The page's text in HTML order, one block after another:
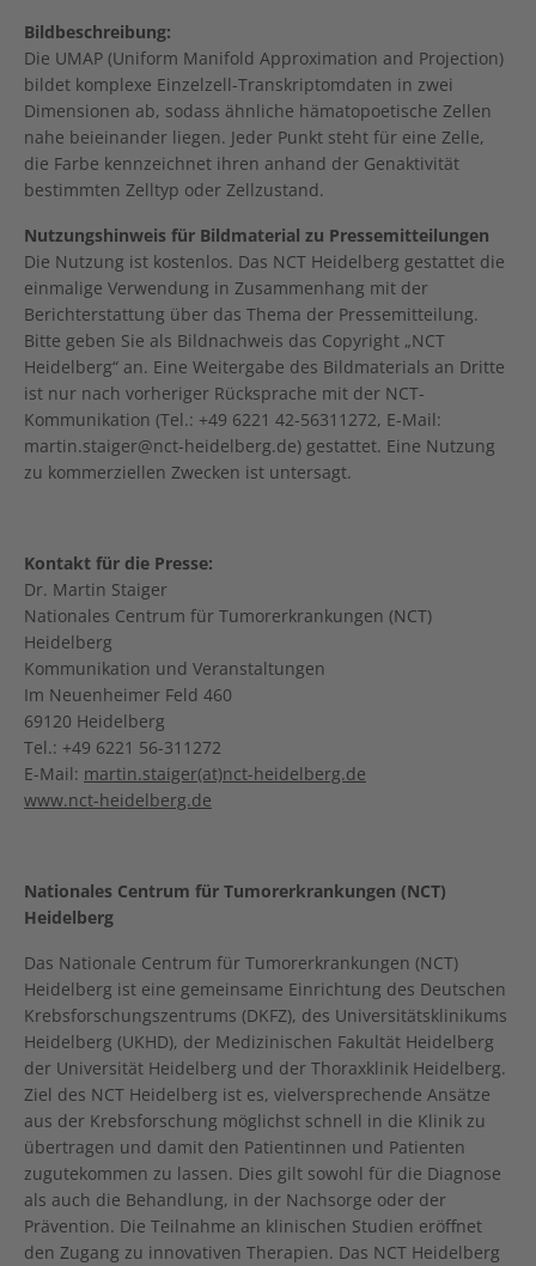
Bildbeschreibung:
Die UMAP (Uniform Manifold Approximation and Projection)
bildet komplexe Einzelzell-Transkriptomdaten in zwei
Dimensionen ab, sodass ähnliche hämatopoetische Zellen
nahe beieinander liegen. Jeder Punkt steht für eine Zelle,
die Farbe kennzeichnet ihren anhand der Genaktivität
bestimmten Zelltyp oder Zellzustand.
Nutzungshinweis für Bildmaterial zu Pressemitteilungen
Die Nutzung ist kostenlos. Das NCT Heidelberg gestattet die
einmalige Verwendung in Zusammenhang mit der
Berichterstattung über das Thema der Pressemitteilung.
Bitte geben Sie als Bildnachweis das Copyright „NCT
Heidelberg“ an. Eine Weitergabe des Bildmaterials an Dritte
ist nur nach vorheriger Rücksprache mit der NCT-
Kommunikation (Tel.: +49 6221 42-56311272, E-Mail:
martin.staiger@nct-heidelberg.de) gestattet. Eine Nutzung
zu kommerziellen Zwecken ist untersagt.
Kontakt für die Presse:
Dr. Martin Staiger
Nationales Centrum für Tumorerkrankungen (NCT)
Heidelberg
Kommunikation und Veranstaltungen
Im Neuenheimer Feld 460
69120 Heidelberg
Tel.: +49 6221 56-311272
E-Mail: martin.staiger(at)nct-heidelberg.de
www.nct-heidelberg.de
Nationales Centrum für Tumorerkrankungen (NCT)
Heidelberg
Das Nationale Centrum für Tumorerkrankungen (NCT)
Heidelberg ist eine gemeinsame Einrichtung des Deutschen
Krebsforschungszentrums (DKFZ), des Universitätsklinikums
Heidelberg (UKHD), der Medizinischen Fakultät Heidelberg
der Universität Heidelberg und der Thoraxklinik Heidelberg.
Ziel des NCT Heidelberg ist es, vielversprechende Ansätze
aus der Krebsforschung möglichst schnell in die Klinik zu
übertragen und damit den Patientinnen und Patienten
zugutekommen zu lassen. Dies gilt sowohl für die Diagnose
als auch die Behandlung, in der Nachsorge oder der
Prävention. Die Teilnahme an klinischen Studien eröffnet
den Zugang zu innovativen Therapien. Das NCT Heidelberg